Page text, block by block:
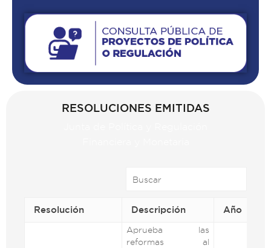
RESOLUCIONES EMITIDAS
Resolución Descripción Año
Aprueba las
reformas al